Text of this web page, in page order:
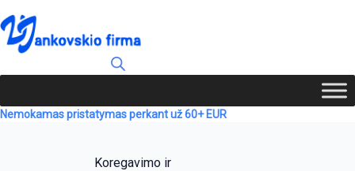
Nemokamas pristatymas perkant už 60+ EUR
Koregavimo ir